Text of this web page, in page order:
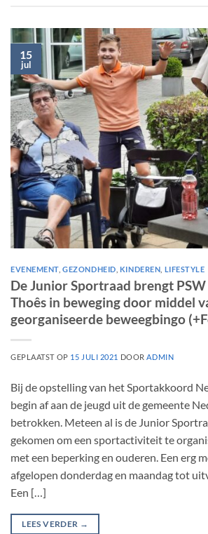
15
jul
EVENEMENT ,GEZONDHEID KINDEREN LIFESTYLE
De Junior Sportraad brengt PSW
Thoês in beweging door middel
georganiseerde beweegbingo
GEPLAATST OP 15 JULI 2021 DOOR ADMIN
Bij de opstelling van het Sportakkoord
begin af aan de jeugd uit de gemeente
betrokken. Meteen al is de Junior
gekomen om een sportactiviteit te
met een beperking en ouderen. Een erg
afgelopen donderdag en maandag tot
Een […]
LEES VERDER →